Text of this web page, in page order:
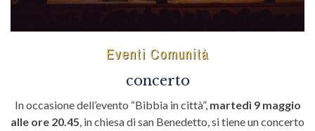
Eventi Comunità
concerto
In occasione dell’evento “Bibbia in città”, martedì 9 maggio
alle ore 20.45, in chiesa di san Benedetto, si tiene un concerto